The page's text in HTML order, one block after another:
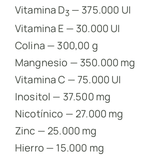
Vitamina D3 — 375.000 UI
Vitamina E — 30.000 UI
Colina — 300,00 g
Mangnesio — 350.000 mg
Vitamina C — 75.000 UI
Inositol — 37.500 mg
Nicotínico — 27.000 mg
Zinc — 25.000 mg
Hierro — 15.000 mg